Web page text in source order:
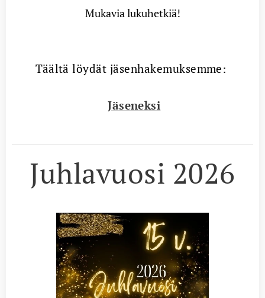
Mukavia lukuhetkiä!
Täältä löydät jäsenhakemuksemme:
Jäseneksi
Juhlavuosi 2026